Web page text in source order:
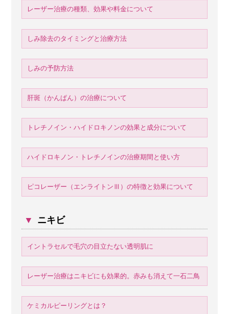
レーザー治療の種類、効果や料金について
しみ除去のタイミングと治療方法
しみの予防方法
肝斑（かんぱん）の治療について
トレチノイン・ハイドロキノンの効果と成分について
ハイドロキノン・トレチノインの治療期間と使い方
ピコレーザー（エンライトンⅢ）の特徴と効果について
▼ ニキビ
イントラセルで毛穴の目立たない透明肌に
レーザー治療はニキビにも効果的。赤みも消えて一石二鳥
ケミカルピーリングとは？